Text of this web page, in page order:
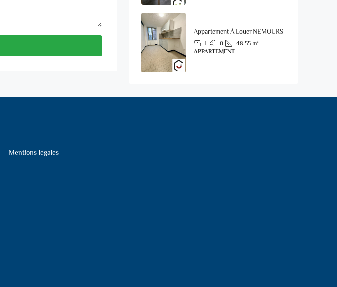
Appartement À Louer NEMOURS
1 0 48.55 m²
APPARTEMENT
Mentions légales